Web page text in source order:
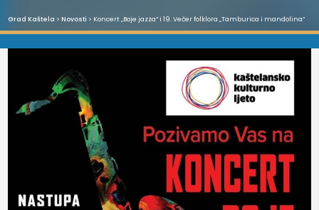
Grad Kaštela > Novosti > Koncert „Boje jazza“ i 19. Večer folklora „Tamburica i mandolina“